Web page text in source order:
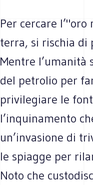
Per cercare
terra, si rischia di
Mentre l’umanità
del petrolio per
privilegiare le
l’inquinamento
un’invasione di
le spiagge per
Noto che